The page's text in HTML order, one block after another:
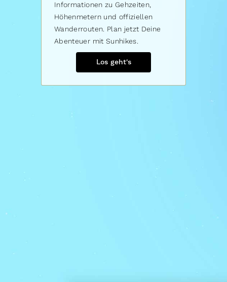
Informationen zu Gehzeiten,
Höhenmetern und offiziellen
Wanderrouten. Plan jetzt Deine
Abenteuer mit Sunhikes.
Los geht's